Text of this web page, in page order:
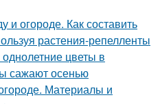
и огороде. Как составить
растения-репелленты
цветы в
сажают осенью
Материалы и